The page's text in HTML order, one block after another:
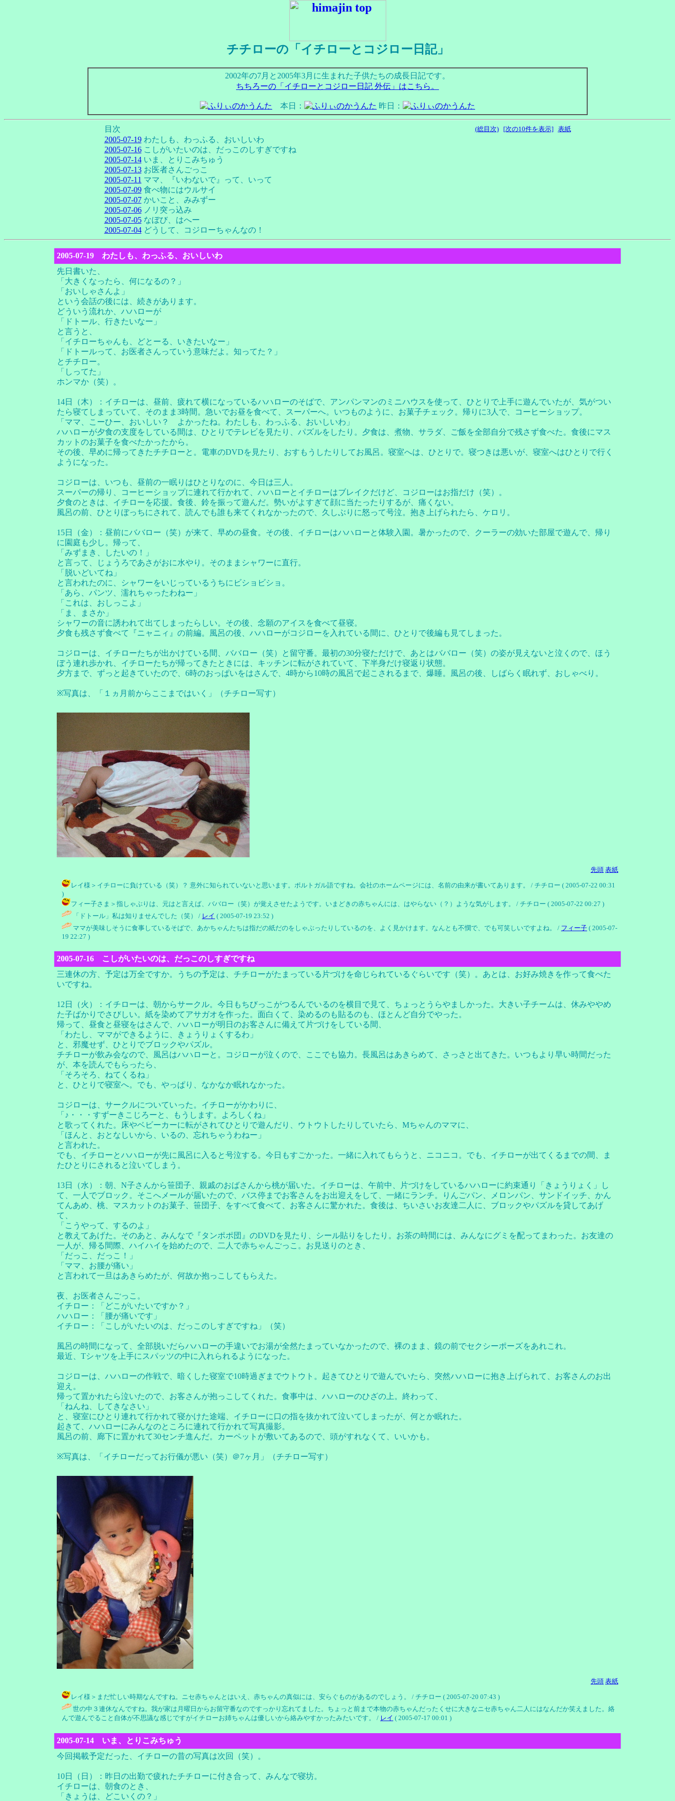
チチローの「イチローとコジロー日記」
2002年の7月と2005年3月に生まれた子供たちの成長日記です。
ちちろーの「イチローとコジロー日記 外伝」はこちら。
本日： 昨日：
目次 (総目次) [次の10件を表示] 表紙
2005-07-19わたしも、わっふる、おいしいわ
2005-07-16こしがいたいのは、だっこのしすぎですね
2005-07-14いま、とりこみちゅう
2005-07-13お医者さんごっこ
2005-07-11 ママ、『いわないで』って、いって
2005-07-09食べ物にはウルサイ
2005-07-07かいこと、みみずー
2005-07-06ノリ突っ込み
2005-07-05なぼび、はへー
2005-07-04どうして、コジローちゃんなの！
2005-07-19 わたしも、わっふる、おいしいわ
先日書いた、
「大きくなったら、何になるの？」
「おいしゃさんよ」
という会話の後には、続きがあります。
どういう流れか、ハハローが
「ドトール、行きたいなー」
と言うと、
「イチローちゃんも、どとーる、いきたいなー」
「ドトールって、お医者さんっていう意味だよ。知ってた？」
とチチロー。
「しってた」
ホンマか（笑）。
14日（木）：イチローは、昼前、疲れて横になっているハハローのそばで、アンパンマンのミニハウスを使って、ひとりで上手に遊んでいたが、気がつい
たら寝てしまっていて、そのまま3時間。急いでお昼を食べて、スーパーへ。いつものように、お菓子チェック。帰りに3人で、コーヒーショップ。
「ママ、こーひー、おいしい？ よかったね。わたしも、わっふる、おいしいわ」
ハハローが夕食の支度をしている間は、ひとりでテレビを見たり、パズルをしたり。夕食は、煮物、サラダ、ご飯を全部自分で残さず食べた。食後にマス
カットのお菓子を食べたかったから。
その後、早めに帰ってきたチチローと。電車のDVDを見たり、おすもうしたりしてお風呂。寝室へは、ひとりで。寝つきは悪いが、寝室へはひとりで行く
ようになった。
コジローは、いつも、昼前の一眠りはひとりなのに、今日は三人。
スーパーの帰り、コーヒーショップに連れて行かれて、ハハローとイチローはブレイクだけど、コジローはお指だけ（笑）。
夕食のときは、イチローを応援。食後、鈴を振って遊んだ。勢いがよすぎて顔に当たったりするが、痛くない。
風呂の前、ひとりぼっちにされて、読んでも誰も来てくれなかったので、久しぶりに怒って号泣。抱き上げられたら、ケロリ。
15日（金）：昼前にババロー（笑）が来て、早めの昼食。その後、イチローはハハローと体験入園。暑かったので、クーラーの効いた部屋で遊んで、帰り
に園庭も少し。帰って、
「みずまき、したいの！」
と言って、じょうろであさがおに水やり。そのままシャワーに直行。
「脱いどいてね」
と言われたのに、シャワーをいじっているうちにビショビショ。
「あら、パンツ、濡れちゃったわねー」
「これは、おしっこよ」
「ま、まさか」
シャワーの音に誘われて出てしまったらしい。その後、念願のアイスを食べて昼寝。
夕食も残さず食べて『ニャニィ』の前編。風呂の後、ハハローがコジローを入れている間に、ひとりで後編も見てしまった。
コジローは、イチローたちが出かけている間、ババロー（笑）と留守番。最初の30分寝ただけで、あとはババロー（笑）の姿が見えないと泣くので、ほう
ぼう連れ歩かれ、イチローたちが帰ってきたときには、キッチンに転がされていて、下半身だけ寝返り状態。
夕方まで、ずっと起きていたので、6時のおっぱいをはさんで、4時から10時の風呂で起こされるまで、爆睡。風呂の後、しばらく眠れず、おしゃべり。
※写真は、「１ヵ月前からここまではいく」（チチロー写す）
先頭 表紙
レイ様＞イチローに負けている（笑）？ 意外に知られていないと思います。ポルトガル語ですね。会社のホームページには、名前の由来が書いてあります。 / チチロー ( 2005-07-22 00:31
)
フィー子さま＞指しゃぶりは、元はと言えば、ババロー（笑）が覚えさせたようです。いまどきの赤ちゃんには、はやらない（？）ような気がします。 / チチロー ( 2005-07-22 00:27 )
「ドトール」私は知りませんでした（笑） / レイ ( 2005-07-19 23:52 )
ママが美味しそうに食事しているそばで、あかちゃんたちは指だの紙だのをしゃぶったりしているのを、よく見かけます。なんとも不憫で、でも可笑しいですよね。 / フィー子 ( 2005-07-
19 22:27 )
2005-07-16 こしがいたいのは、だっこのしすぎですね
三連休の方、予定は万全ですか。うちの予定は、チチローがたまっている片づけを命じられているぐらいです（笑）。あとは、お好み焼きを作って食べた
いですね。
12日（火）：イチローは、朝からサークル。今日もちびっこがつるんでいるのを横目で見て、ちょっとうらやましかった。大きい子チームは、休みややめ
た子ばかりでさびしい。紙を染めてアサガオを作った。面白くて、染めるのも貼るのも、ほとんど自分でやった。
帰って、昼食と昼寝をはさんで、ハハローが明日のお客さんに備えて片づけをしている間、
「わたし、ママができるように、きょうりょくするわ」
と、邪魔せず、ひとりでブロックやパズル。
チチローが飲み会なので、風呂はハハローと。コジローが泣くので、ここでも協力。長風呂はあきらめて、さっさと出てきた。いつもより早い時間だった
が、本を読んでもらったら、
「そろそろ、ねてくるね」
と、ひとりで寝室へ。でも、やっぱり、なかなか眠れなかった。
コジローは、サークルについていった。イチローがかわりに、
「♪・・・すずーきこじろーと、もうします。よろしくね」
と歌ってくれた。床やベビーカーに転がされてひとりで遊んだり、ウトウトしたりしていたら、Mちゃんのママに、
「ほんと、おとなしいから、いるの、忘れちゃうわねー」
と言われた。
でも、イチローとハハローが先に風呂に入ると号泣する。今日もすごかった。一緒に入れてもらうと、ニコニコ。でも、イチローが出てくるまでの間、ま
たひとりにされると泣いてしまう。
13日（水）：朝、N子さんから笹団子、親戚のおばさんから桃が届いた。イチローは、午前中、片づけをしているハハローに約束通り「きょうりょく」し
て、一人でブロック。そこへメールが届いたので、バス停までお客さんをお出迎えをして、一緒にランチ。りんごパン、メロンパン、サンドイッチ、かん
てんあめ、桃、マスカットのお菓子、笹団子、をすべて食べて、お客さんに驚かれた。食後は、ちいさいお友達二人に、ブロックやパズルを貸してあげ
て、
「こうやって、するのよ」
と教えてあげた。そのあと、みんなで『タンポポ団』のDVDを見たり、シール貼りをしたり。お茶の時間には、みんなにグミを配ってまわった。お友達の
一人が、帰る間際、ハイハイを始めたので、二人で赤ちゃんごっこ。お見送りのとき、
「だっこ、だっこ！」
「ママ、お腰が痛い」
と言われて一旦はあきらめたが、何故か抱っこしてもらえた。
夜、お医者さんごっこ。
イチロー：「どこがいたいですか？」
ハハロー：「腰が痛いです」
イチロー：「こしがいたいのは、だっこのしすぎですね」（笑）
風呂の時間になって、全部脱いだらハハローの手違いでお湯が全然たまっていなかったので、裸のまま、鏡の前でセクシーポーズをあれこれ。
最近、Tシャツを上手にスパッツの中に入れられるようになった。
コジローは、ハハローの作戦で、暗くした寝室で10時過ぎまでウトウト。起きてひとりで遊んでいたら、突然ハハローに抱き上げられて、お客さんのお出
迎え。
帰って置かれたら泣いたので、お客さんが抱っこしてくれた。食事中は、ハハローのひざの上。終わって、
「ねんね、してきなさい」
と、寝室にひとり連れて行かれて寝かけた途端、イチローに口の指を抜かれて泣いてしまったが、何とか眠れた。
起きて、ハハローにみんなのところに連れて行かれて写真撮影。
風呂の前、廊下に置かれて30センチ進んだ。カーペットが敷いてあるので、頭がすれなくて、いいかも。
※写真は、「イチローだってお行儀が悪い（笑）＠7ヶ月」（チチロー写す）
先頭 表紙
レイ様＞まだ忙しい時期なんですね。ニセ赤ちゃんとはいえ、赤ちゃんの真似には、安らぐものがあるのでしょう。 / チチロー ( 2005-07-20 07:43 )
世の中３連休なんですね。我が家は月曜日からお留守番なのですっかり忘れてました。ちょっと前まで本物の赤ちゃんだったくせに大きなニセ赤ちゃん二人にはなんだか笑えました。絡
んで遊んでること自体が不思議な感じですがイチローお姉ちゃんは優しいから絡みやすかったみたいです。 / レイ ( 2005-07-17 00:01 )
2005-07-14 いま、とりこみちゅう
今回掲載予定だった、イチローの昔の写真は次回（笑）。
10日（日）：昨日の出勤で疲れたチチローに付き合って、みんなで寝坊。
イチローは、朝食のとき、
「きょうは、どこいくの？」